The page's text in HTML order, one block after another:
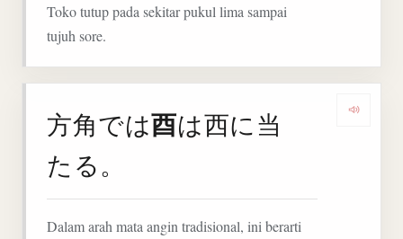
Toko tutup pada sekitar pukul lima sampai
tujuh sore.
方角では酉は西に当
たる。
Dalam arah mata angin tradisional, ini berarti